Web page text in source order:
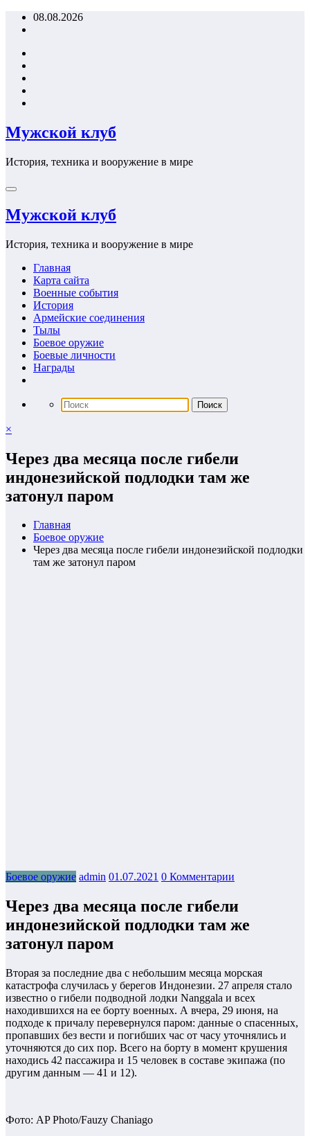
Перейти08.08.2026
Мужской клуб
История, техника и вооружение в мире
Мужской клуб
История, техника и вооружение в мире
Главная
Карта сайта
Военные события
История
Армейские соединения
Тылы
Боевое оружие
Боевые личности
Награды
×
Через два месяца после гибели
индонезийской подлодки там же
затонул паром
Главная
Боевое оружие
Через два месяца после гибели индонезийской подлодки
там же затонул паром
Боевое оружие admin 01.07.2021 0 Комментарии
Через два месяца после гибели
индонезийской подлодки там же
затонул паром
Вторая за последние два с небольшим месяца морская
катастрофа случилась у берегов Индонезии. 27 апреля стало
известно о гибели подводной лодки Nanggala и всех
находившихся на ее борту военных. А вчера, 29 июня, на
подходе к причалу перевернулся паром: данные о спасенных,
пропавших без вести и погибших час от часу уточнялись и
уточняются до сих пор. Всего на борту в момент крушения
находись 42 пассажира и 15 человек в составе экипажа (по
другим данным — 41 и 12).
Фото: AP Photo/Fauzy Chaniago